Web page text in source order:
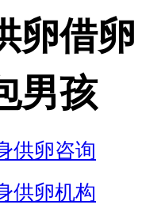
卵借卵
男孩
供卵咨询
供卵机构